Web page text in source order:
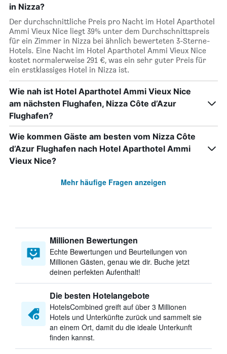
in Nizza?
Der durchschnittliche Preis pro Nacht im Hotel Aparthotel
Ammi Vieux Nice liegt 39% unter dem Durchschnittspreis
für ein Zimmer in Nizza bei ähnlich bewerteten 3-Sterne-
Hotels. Eine Nacht im Hotel Aparthotel Ammi Vieux Nice
kostet normalerweise 291 €, was ein sehr guter Preis für
ein erstklassiges Hotel in Nizza ist.
Wie nah ist Hotel Aparthotel Ammi Vieux Nice
am nächsten Flughafen, Nizza Côte d’Azur
Flughafen?
Wie kommen Gäste am besten vom Nizza Côte
d’Azur Flughafen nach Hotel Aparthotel Ammi
Vieux Nice?
Mehr häufige Fragen anzeigen
Millionen Bewertungen
Echte Bewertungen und Beurteilungen von
Millionen Gästen, genau wie dir. Buche jetzt
deinen perfekten Aufenthalt!
Die besten Hotelangebote
HotelsCombined greift auf über 3 Millionen
Hotels und Unterkünfte zurück und sammelt sie
an einem Ort, damit du die ideale Unterkunft
finden kannst.